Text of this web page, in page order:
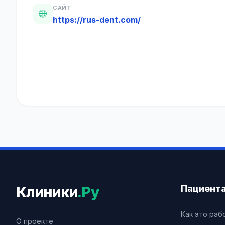
🌐 САЙТ
https://rus-dent.com/
Клиники.Ру
О проекте
Как это